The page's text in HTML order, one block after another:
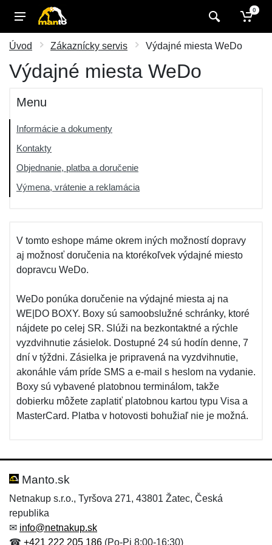
0
Úvod Zákaznícky servis Výdajné miesta WeDo
Výdajné miesta WeDo
Menu
Informácie a dokumenty
Kontakty
Objednanie, platba a doručenie
Výmena, vrátenie a reklamácia
V tomto eshope máme okrem iných možností dopravy
aj možnosť doručenia na ktorékoľvek výdajné miesto
dopravcu WeDo.
WeDo ponúka doručenie na výdajné miesta aj na
WE|DO BOXY. Boxy sú samoobslužné schránky, ktoré
nájdete po celej SR. Slúži na bezkontaktné a rýchle
vyzdvihnutie zásielok. Dostupné 24 sú hodín denne, 7
dní v týždni. Zásielka je pripravená na vyzdvihnutie,
akonáhle vám príde SMS a e-mail s heslom na vydanie.
Boxy sú vybavené platobnou terminálom, takže
dobierku môžete zaplatiť platobnou kartou typu Visa a
MasterCard. Platba v hotovosti bohužiaľ nie je možná.
Manto.sk
Netnakup s.r.o., Tyršova 271, 43801 Žatec, Česká
republika
✉ info@netnakup.sk
☎ +421 222 205 186 (Po-Pi 8:00-16:30)